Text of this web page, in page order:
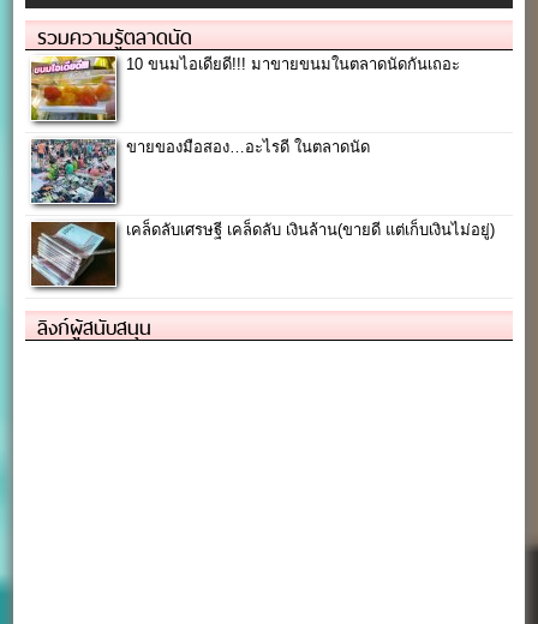
รวมความรู้ตลาดนัด
10 ขนมไอเดียดี!!! มาขายขนมในตลาดนัดกันเถอะ
ขายของมือสอง…อะไรดี ในตลาดนัด
เคล็ดลับเศรษฐี เคล็ดลับ เงินล้าน(ขายดี แต่เก็บเงินไม่อยู่)
ลิงก์ผู้สนับสนุน